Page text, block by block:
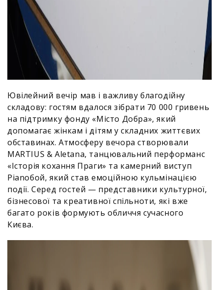
Ювілейний вечір мав і важливу благодійну
складову: гостям вдалося зібрати 70 000 гривень
на підтримку фонду «Місто Добра», який
допомагає жінкам і дітям у складних життєвих
обставинах. Атмосферу вечора створювали
MARTIUS & Aletana, танцювальний перформанс
«Історія кохання Праги» та камерний виступ
Pianoбой, який став емоційною кульмінацією
події. Серед гостей — представники культурної,
бізнесової та креативної спільноти, які вже
багато років формують обличчя сучасного
Києва.